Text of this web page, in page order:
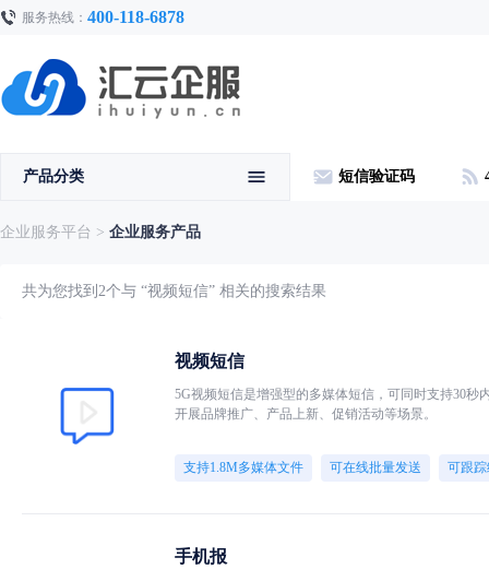
服务热线： 400-118-6878
产品分类 短信验证码
企业服务平台 > 企业服务产品
共为您找到2个与 “视频短信” 相关的搜索结果
视频短信
5G视频短信是增强型的多媒体短信，可同时支持30
开展品牌推广、产品上新、促销活动等场景。
支持1.8M多媒体文件 可在线批量发送 可跟
手机报